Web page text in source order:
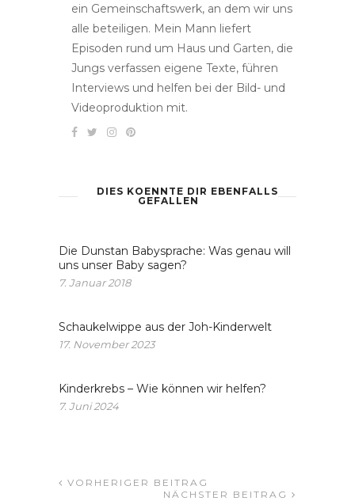
ein Gemeinschaftswerk, an dem wir uns
alle beteiligen. Mein Mann liefert
Episoden rund um Haus und Garten, die
Jungs verfassen eigene Texte, führen
Interviews und helfen bei der Bild- und
Videoproduktion mit.
DIES KOENNTE DIR EBENFALLS
GEFALLEN
Die Dunstan Babysprache: Was genau will
uns unser Baby sagen?
7. Januar 2018
Schaukelwippe aus der Joh-Kinderwelt
17. November 2023
Kinderkrebs – Wie können wir helfen?
7. Juni 2024
VORHERIGER BEITRAG
NÄCHSTER BEITRAG